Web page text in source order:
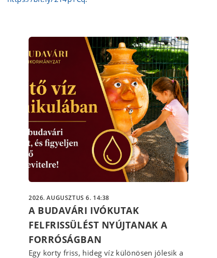
2026. AUGUSZTUS 6. 14:38
A BUDAVÁRI IVÓKUTAK
FELFRISSÜLÉST NYÚJTANAK A
FORRÓSÁGBAN
Egy korty friss, hideg víz különösen jólesik a